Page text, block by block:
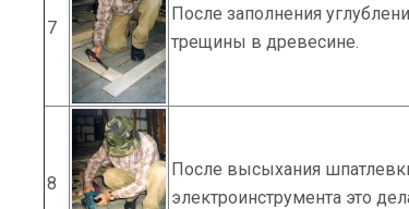
7
После заполнения
трещины в древесине.
8
После высыхания
электроинструмента это